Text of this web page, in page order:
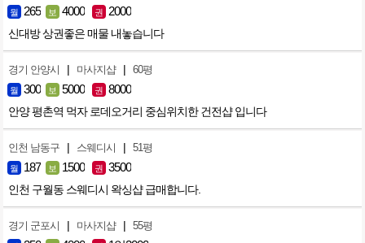
월 265 보 4000 권 2000
신대방 상권좋은 매물 내놓습니다
경기 안양시 | 마사지샵 | 60평
월 300 보 5000 권 8000
안양 평촌역 먹자 로데오거리 중심위치한 건전샵 입니다
인천 남동구 | 스웨디시 | 51평
월 187 보 1500 권 3500
인천 구월동 스웨디시 왁싱샵 급매합니다.
경기 군포시 | 마사지샵 | 55평